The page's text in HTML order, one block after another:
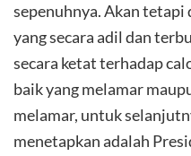
sepenuhnya. Akan
yang secara adil dan
secara ketat terhadap
baik yang melamar
melamar, untuk
menetapkan adalah